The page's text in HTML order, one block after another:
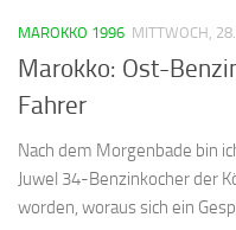
MAROKKO 1996 MITTWOCH,
Marokko: Ost-
Fahrer
Nach dem Morgenbade bin
Juwel 34-Benzinkocher der
worden, woraus sich ein